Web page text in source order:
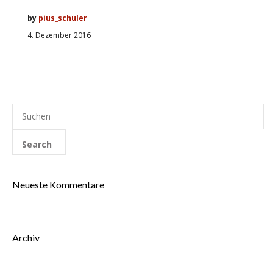
4. Dezember 2016
by pius_schuler
Neueste Kommentare
Archiv